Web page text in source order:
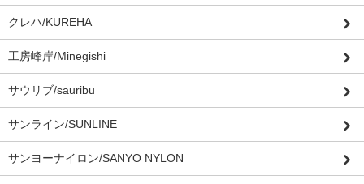
クレハ/KUREHA
工房峰岸/Minegishi
サウリブ/sauribu
サンライン/SUNLINE
サンヨーナイロン/SANYO NYLON